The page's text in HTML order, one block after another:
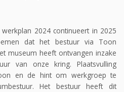
2024 continueert in 2025
dat het bestuur via Toon
museum heeft ontvangen inzake
van onze kring. Plaatsvulling
en de hint om werkgroep te
Het bestuur heeft dit